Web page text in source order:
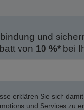
und
von 10 %*bei
erklären Sie sich
und Services zu